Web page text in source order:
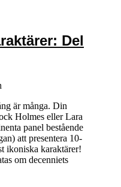
Del
är många. Din
Holmes eller Lara
panel bestående
att presentera 10-
ikoniska karaktärer!
om decenniets